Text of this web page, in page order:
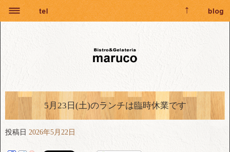
5月23日(土)のランチは臨時休業です
投稿日 2026年5月22日